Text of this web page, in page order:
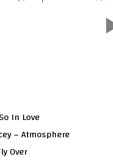
In Love
– Atmosphere
Over